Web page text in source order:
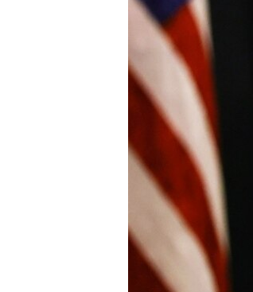
УКРАИНСКАЯ ПРОБЛЕМА КРЫМА